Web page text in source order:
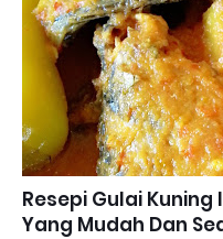
Resepi Gulai
Yang Mudah Dan